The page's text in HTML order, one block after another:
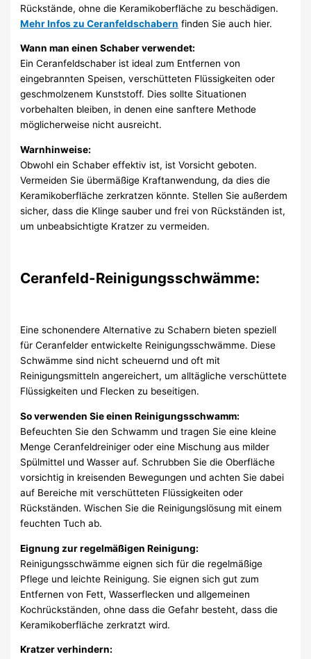
Rückstände, ohne die Keramikoberfläche zu beschädigen.
Mehr Infos zu Ceranfeldschabern finden Sie auch hier.
Wann man einen Schaber verwendet:
Ein Ceranfeldschaber ist ideal zum Entfernen von
eingebrannten Speisen, verschütteten Flüssigkeiten oder
geschmolzenem Kunststoff. Dies sollte Situationen
vorbehalten bleiben, in denen eine sanftere Methode
möglicherweise nicht ausreicht.
Warnhinweise:
Obwohl ein Schaber effektiv ist, ist Vorsicht geboten.
Vermeiden Sie übermäßige Kraftanwendung, da dies die
Keramikoberfläche zerkratzen könnte. Stellen Sie außerdem
sicher, dass die Klinge sauber und frei von Rückständen ist,
um unbeabsichtigte Kratzer zu vermeiden.
Ceranfeld-Reinigungsschwämme:
Eine schonendere Alternative zu Schabern bieten speziell
für Ceranfelder entwickelte Reinigungsschwämme. Diese
Schwämme sind nicht scheuernd und oft mit
Reinigungsmitteln angereichert, um alltägliche verschüttete
Flüssigkeiten und Flecken zu beseitigen.
So verwenden Sie einen Reinigungsschwamm:
Befeuchten Sie den Schwamm und tragen Sie eine kleine
Menge Ceranfeldreiniger oder eine Mischung aus milder
Spülmittel und Wasser auf. Schrubben Sie die Oberfläche
vorsichtig in kreisenden Bewegungen und achten Sie dabei
auf Bereiche mit verschütteten Flüssigkeiten oder
Rückständen. Wischen Sie die Reinigungslösung mit einem
feuchten Tuch ab.
Eignung zur regelmäßigen Reinigung:
Reinigungsschwämme eignen sich für die regelmäßige
Pflege und leichte Reinigung. Sie eignen sich gut zum
Entfernen von Fett, Wasserflecken und allgemeinen
Kochrückständen, ohne dass die Gefahr besteht, dass die
Keramikoberfläche zerkratzt wird.
Kratzer verhindern: